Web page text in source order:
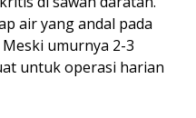
air yang andal pada
umurnya 2-3
untuk operasi harian